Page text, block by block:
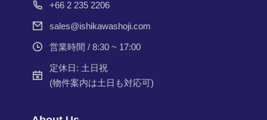
+66 2 235 2206
sales@ishikawashoji.com
営業時間 / 8:30 ~ 17:00
定休日: 土日祝
(物件案内は土日も対応可)